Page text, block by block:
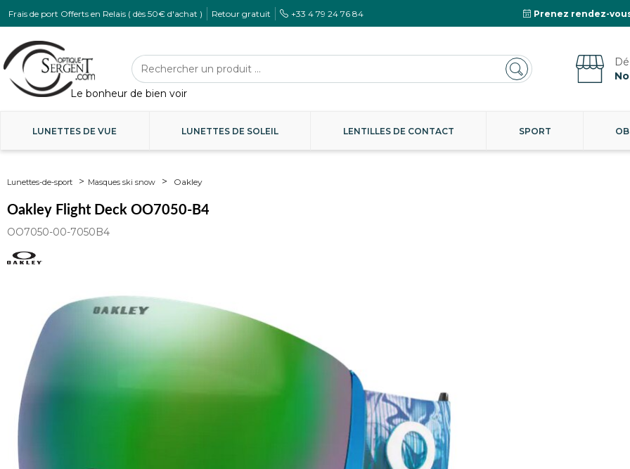
Frais de port Offerts en Relais ( dès 50€ d'achat ) Retour gratuit +33 4 79 24 76 84 Prenez rendez-
LUNETTES DE VUE LUNETTES DE SOLEIL LENTILLES DE CONTACT SPORT
Lunettes-de-sport Masques ski snow Oakley
Oakley Flight Deck OO7050-B4
OO7050-00-7050B4